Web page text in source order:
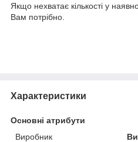
Якщо нехватає кількості у
Вам потрібно.
Характеристики
Основні атрибути
Виробник